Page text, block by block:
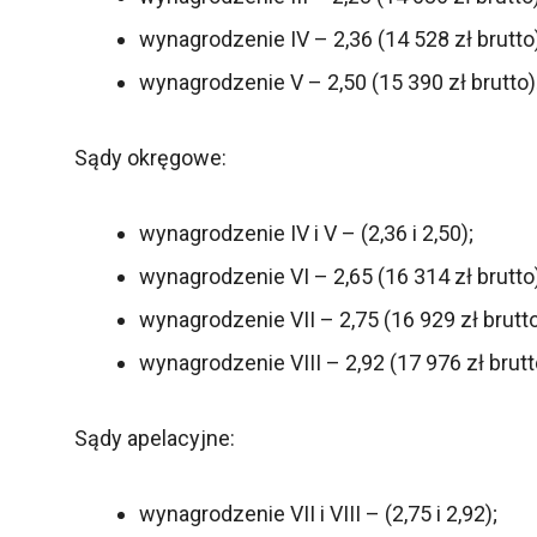
wynagrodzenie IV – 2,36 (14 528 zł
wynagrodzenie V – 2,50 (15 390 zł
Sądy okręgowe:
wynagrodzenie IV i V – (2,36 i 2,50);
wynagrodzenie VI – 2,65 (16 314 zł
wynagrodzenie VII – 2,75 (16 929 zł
wynagrodzenie VIII – 2,92 (17 976 zł
Sądy apelacyjne:
wynagrodzenie VII i VIII – (2,75 i 2,92);